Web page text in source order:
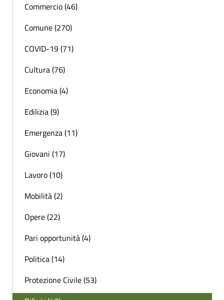
Commercio (46)
Comune (270)
COVID-19 (71)
Cultura (76)
Economia (4)
Edilizia (9)
Emergenza (11)
Giovani (17)
Lavoro (10)
Mobilità (2)
Opere (22)
Pari opportunità (4)
Politica (14)
Protezione Civile (53)